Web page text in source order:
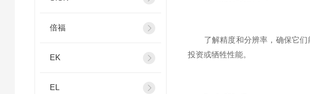
倍福
EK
EL
了解精度和分辨率，确保它们
投资或牺牲性能。